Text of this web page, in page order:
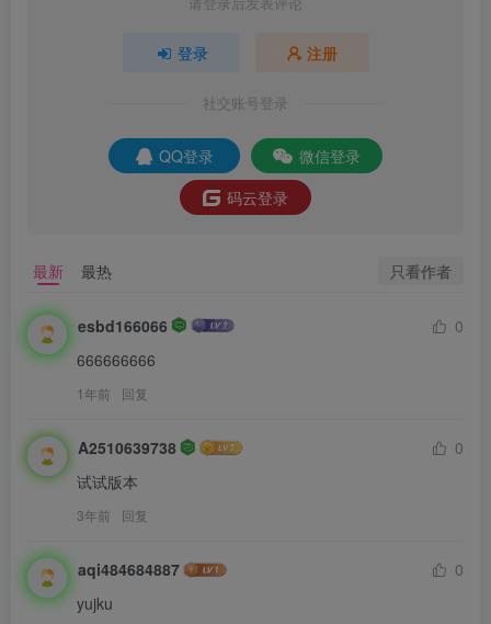
登录 注册
社交账号登录
QQ登录
微信登录
码云登录
最新 最热 只看作者
esbd166066
0
666666666
1年前 回复
A2510639738
0
试试版本
3年前 回复
aqi484684887
0
yujku